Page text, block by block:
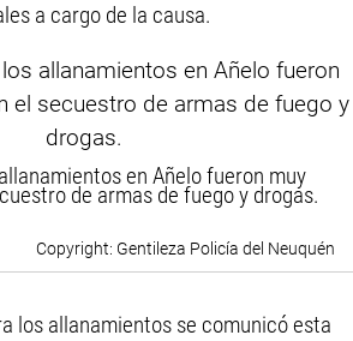
a cargo de la causa.
en Añelo fueron muy
de armas de fuego y drogas.
Gentileza Policía del Neuquén
los allanamientos se comunicó esta